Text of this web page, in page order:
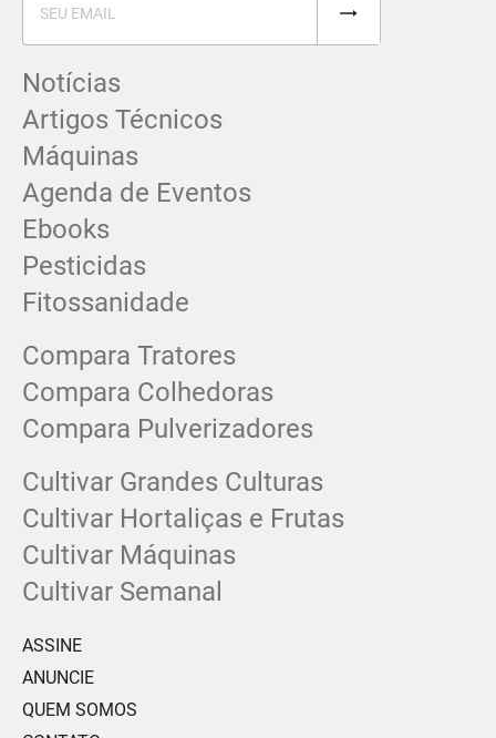
Notícias
Artigos Técnicos
Máquinas
Agenda de Eventos
Ebooks
Pesticidas
Fitossanidade
Compara Tratores
Compara Colhedoras
Compara Pulverizadores
Cultivar Grandes Culturas
Cultivar Hortaliças e Frutas
Cultivar Máquinas
Cultivar Semanal
ASSINE
ANUNCIE
QUEM SOMOS